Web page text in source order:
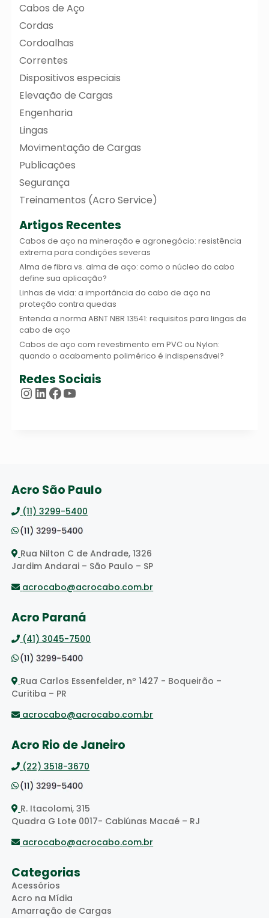
Cabos de Aço
Cordas
Cordoalhas
Correntes
Dispositivos especiais
Elevação de Cargas
Engenharia
Lingas
Movimentação de Cargas
Publicações
Segurança
Treinamentos (Acro Service)
Artigos Recentes
Cabos de aço na mineração e agronegócio: resistência
extrema para condições severas
Alma de fibra vs. alma de aço: como o núcleo do cabo
define sua aplicação?
Linhas de vida: a importância do cabo de aço na
proteção contra quedas
Entenda a norma ABNT NBR 13541: requisitos para lingas de
cabo de aço
Cabos de aço com revestimento em PVC ou Nylon:
quando o acabamento polimérico é indispensável?
Redes Sociais
Instagram
LinkedIn
Facebook
Youtube
Acro São Paulo
(11) 3299-5400
Rua Nilton C de Andrade, 1326
Jardim Andarai – São Paulo – SP
acrocabo@acrocabo.com.br
Acro Paraná
(41) 3045-7500
Rua Carlos Essenfelder, nº 1427 - Boqueirão –
Curitiba – PR
acrocabo@acrocabo.com.br
Acro Rio de Janeiro
(22) 3518-3670
R. Itacolomi, 315
Quadra G Lote 0017- Cabiúnas Macaé – RJ
acrocabo@acrocabo.com.br
Categorias
Acessórios
Acro na Mídia
Amarração de Cargas